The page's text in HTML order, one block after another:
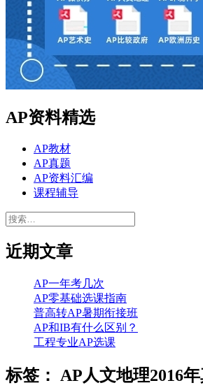
AP资料精选
AP教材
AP真题
AP资料汇编
课程辅导
搜
近期文章
AP一年考几次
AP零基础选课指南
普高转AP暑期衔接班
AP和IB有什么区别？
工程专业AP选课
标签： AP人文地理2016